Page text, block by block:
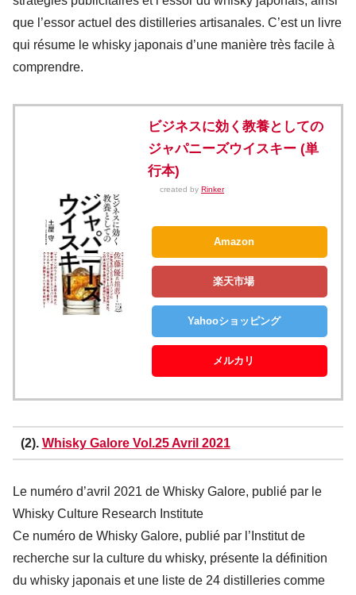
que l’essor actuel des distilleries artisanales. C’est un livre
qui résume le whisky japonais d’une manière très facile à
comprendre.
ビジネスに効く教養としての
ジャパニーズウイスキー (単
行本)
created by Rinker
Amazon
楽天市場
Yahooショッピング
メルカリ
(2). Whisky Galore Vol.25 Avril 2021
Le numéro d’avril 2021 de Whisky Galore, publié par le
Whisky Culture Research Institute
Ce numéro de Whisky Galore, publié par l’Institut de
recherche sur la culture du whisky, présente la définition
du whisky japonais et une liste de 24 distilleries comme